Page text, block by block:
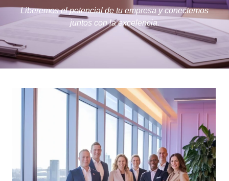
Liberemos el potencial de tu empresa y conectemos
juntos con la excelencia.